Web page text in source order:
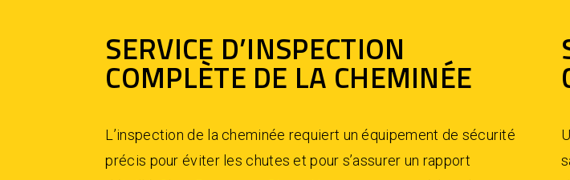
SERVICE D’INSPECTION
COMPLÈTE DE LA CHEMINÉE
L’inspection de la cheminée requiert un équipement de sécurité
précis pour éviter les chutes et pour s’assurer un rapport